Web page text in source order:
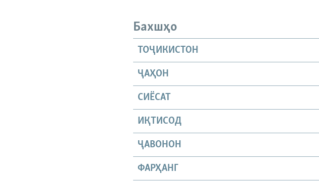
Бахшҳо
ТОҶИКИСТОН
ҶАҲОН
СИЁСАТ
ИҚТИСОД
ҶАВОНОН
ФАРҲАНГ